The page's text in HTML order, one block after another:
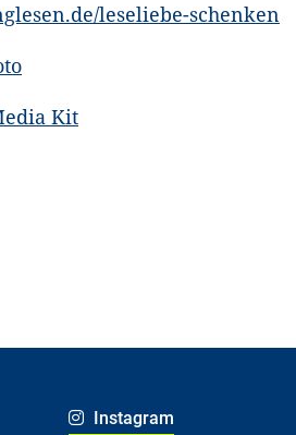
leseliebe-schenken
Kit
Instagram